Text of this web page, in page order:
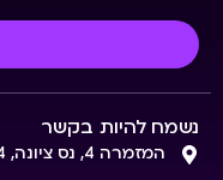
נשמח להיות בקשר
המזמרה 4, נס ציונה, 7404704